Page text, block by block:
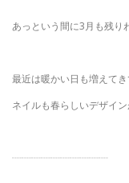
あっという間に3月も残り
最近は暖かい日も増えてき
ネイルも春らしいデザイ
┈┈┈┈┈┈┈┈┈┈